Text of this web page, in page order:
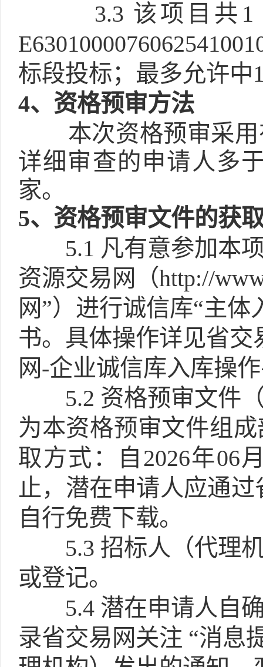
3.3 该项目共
标段投标；最多允许中
4、资格预审方法
本次资格预审采
详细审查的申请人多
家。
5、资格预审文件的获
5.1 凡有意参加本
资源交易网（http://
网”）进行诚信库“主
书。具体操作详见省
网-企业诚信库入库操
5.2 资格预审文件
为本资格预审文件组
取方式：自2026年06
止，潜在申请人应通
自行免费下载。
5.3 招标人（代理
或登记。
5.4 潜在申请人自
录省交易网关注 “消息